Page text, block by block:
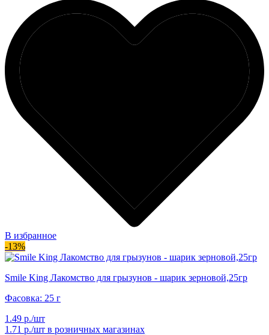
В избранное
-13%
Smile King Лакомство для грызунов - шарик зерновой,25гр
Фасовка: 25 г
1.49 р./шт
1.71 р./шт в розничных магазинах